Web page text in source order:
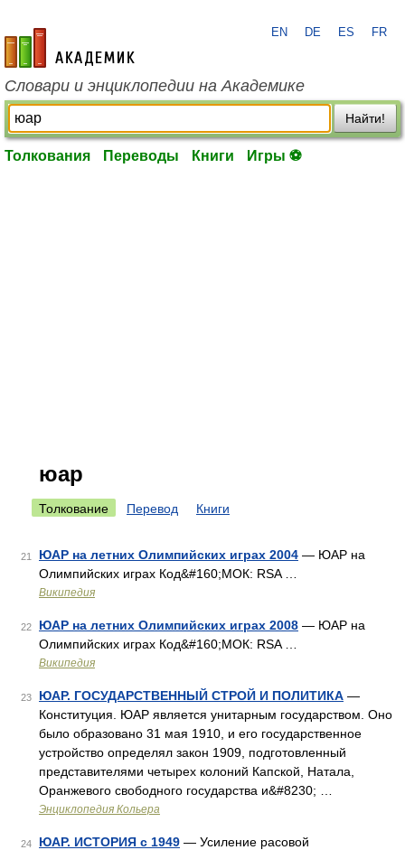
academic.ru
EN DE ES FR
Словари и энциклопедии на Академике
Найти!
Толкования Переводы Книги Игры ⚽
юар
Толкование Перевод Книги
21 ЮАР на летних Олимпийских играх 2004 — ЮАР на
Олимпийских играх Код&#160;МОК: RSA …
Википедия
22 ЮАР на летних Олимпийских играх 2008 — ЮАР на
Олимпийских играх Код&#160;МОК: RSA …
Википедия
23 ЮАР. ГОСУДАРСТВЕННЫЙ СТРОЙ И ПОЛИТИКА —
Конституция. ЮАР является унитарным государством. Оно
было образовано 31 мая 1910, и его государственное
устройство определял закон 1909, подготовленный
представителями четырех колоний Капской, Натала,
Оранжевого свободного государства и&#8230; …
Энциклопедия Кольера
24 ЮАР. ИСТОРИЯ с 1949 — Усиление расовой